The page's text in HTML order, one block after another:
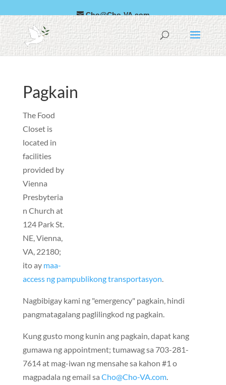
Cho@Cho-VA.com
العربية
Español
Pagkain
The Food
Closet is
located in
facilities
provided by
Vienna
Presbyteria
n Church at
124 Park St.
NE, Vienna,
VA, 22180;
ito ay maa-
access ng pampublikong transportasyon.
Nagbibigay kami ng "emergency" pagkain, hindi
pangmatagalang paglilingkod ng pagkain.
Kung gusto mong kunin ang pagkain, dapat kang
gumawa ng appointment; tumawag sa 703-281-
7614 at mag-iwan ng mensahe sa kahon #1 o
magpadala ng email sa Cho@Cho-VA.com.